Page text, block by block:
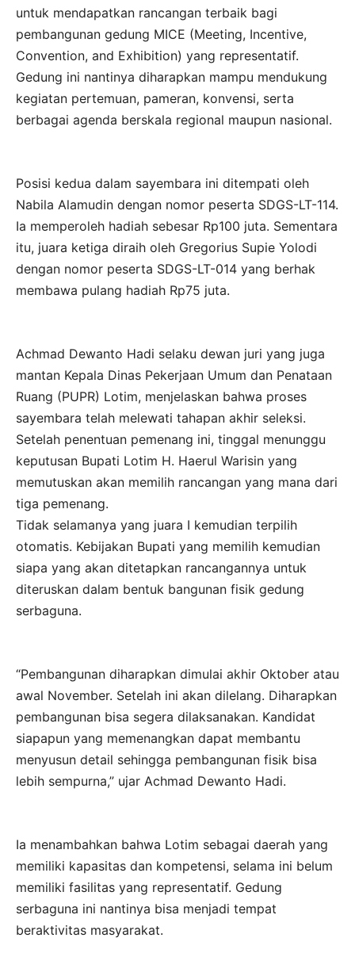
untuk mendapatkan rancangan terbaik bagi
pembangunan gedung MICE (Meeting, Incentive,
Convention, and Exhibition) yang representatif.
Gedung ini nantinya diharapkan mampu mendukung
kegiatan pertemuan, pameran, konvensi, serta
berbagai agenda berskala regional maupun nasional.
Posisi kedua dalam sayembara ini ditempati oleh
Nabila Alamudin dengan nomor peserta SDGS-LT-114.
Ia memperoleh hadiah sebesar Rp100 juta. Sementara
itu, juara ketiga diraih oleh Gregorius Supie Yolodi
dengan nomor peserta SDGS-LT-014 yang berhak
membawa pulang hadiah Rp75 juta.
Achmad Dewanto Hadi selaku dewan juri yang juga
mantan Kepala Dinas Pekerjaan Umum dan Penataan
Ruang (PUPR) Lotim, menjelaskan bahwa proses
sayembara telah melewati tahapan akhir seleksi.
Setelah penentuan pemenang ini, tinggal menunggu
keputusan Bupati Lotim H. Haerul Warisin yang
memutuskan akan memilih rancangan yang mana dari
tiga pemenang.
Tidak selamanya yang juara I kemudian terpilih
otomatis. Kebijakan Bupati yang memilih kemudian
siapa yang akan ditetapkan rancangannya untuk
diteruskan dalam bentuk bangunan fisik gedung
serbaguna.
“Pembangunan diharapkan dimulai akhir Oktober atau
awal November. Setelah ini akan dilelang. Diharapkan
pembangunan bisa segera dilaksanakan. Kandidat
siapapun yang memenangkan dapat membantu
menyusun detail sehingga pembangunan fisik bisa
lebih sempurna,” ujar Achmad Dewanto Hadi.
Ia menambahkan bahwa Lotim sebagai daerah yang
memiliki kapasitas dan kompetensi, selama ini belum
memiliki fasilitas yang representatif. Gedung
serbaguna ini nantinya bisa menjadi tempat
beraktivitas masyarakat.